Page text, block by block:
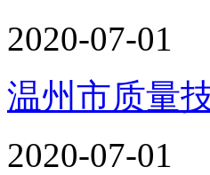
2020-07-01
温州市质量
2020-07-01